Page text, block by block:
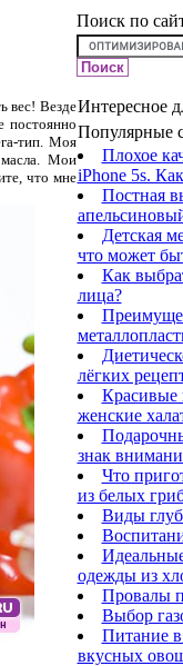
вес! Везде
постоянно
тип. Моя
Мои
что мне
Поиск по
Интересное
Популярные
Плохое
iPhone 5s.
Постная
Детская
что может
Как
лица?
лёгких
Красивые
женские
знак
Что
из белых
Виды
одежды из
Провалы
Выбор
Питание
вкусных